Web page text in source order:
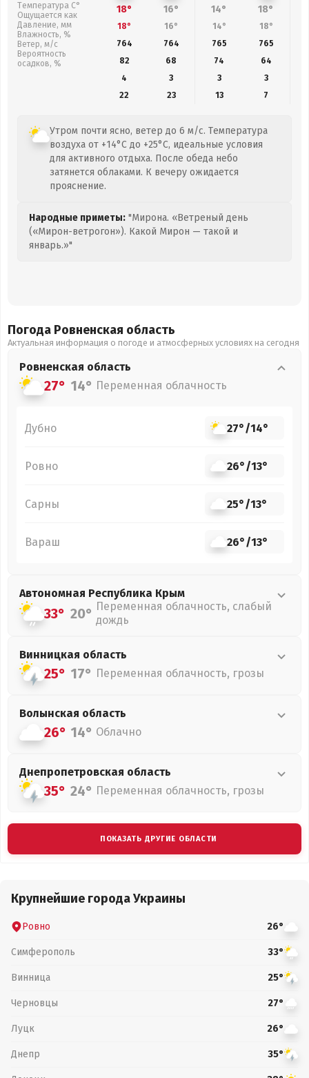
Температура С°
Ощущается как
Давление, мм
Влажность, %
Ветер, м/с
Вероятность
осадков, %
18° 16° 14° 18°
18° 16° 14° 18°
764
764 765 765
82
68 74 64
4
3 3
3
22
23 13 7
Утром почти ясно, ветер до 6 м/с. Температура
воздуха от +14°C до +25°C, идеальные условия
для активного отдыха. После обеда небо
затянется облаками. К вечеру ожидается
прояснение.
Народные приметы: "Мирона. «Ветреный день
(«Мирон-ветрогон»). Какой Мирон — такой и
январь.»"
Погода Ровненская область
Актуальная информация о погоде и атмосферных условиях на сегодня
Ровненская область
27° 14° Переменная облачность
Дубно 27°/14°
Ровно 26°/13°
Сарны 25°/13°
Вараш 26°/13°
Автономная Республика Крым
33° 20° Переменная облачность, слабый
дождь
Винницкая область
25° 17° Переменная облачность, грозы
Волынская область
26° 14° Облачно
Днепропетровская область
35° 24° Переменная облачность, грозы
ПОКАЗАТЬ ДРУГИЕ ОБЛАСТИ
Крупнейшие города Украины
Ровно 26°
Симферополь 33°
Винница 25°
Черновцы 27°
Луцк 26°
Днепр 35°